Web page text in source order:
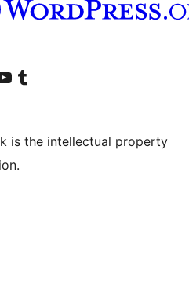
ຮົາYouTube ຂອງພວກເຮົາຢ້ຽມຊົມບັນຊີ Tumblr ຂອງພວກເຮົາ
is the intellectual property